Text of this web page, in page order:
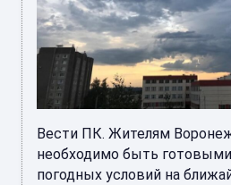
Вести ПК. Жителям
необходимо быть
погодных условий на